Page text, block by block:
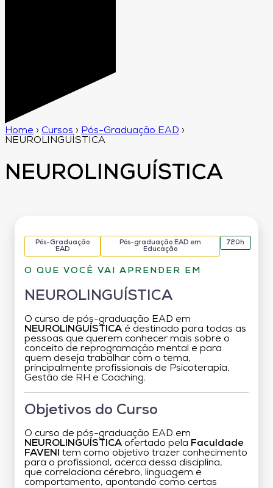
Home › Cursos › Pós-Graduação EAD ›
NEUROLINGUÍSTICA
NEUROLINGUÍSTICA
Pós-Graduação
EAD
Pós-graduação EAD em
Educação
720h
O QUE VOCÊ VAI APRENDER EM
NEUROLINGUÍSTICA
O curso de pós-graduação EAD em
NEUROLINGUÍSTICA é destinado para todas as
pessoas que querem conhecer mais sobre o
conceito de reprogramação mental e para
quem deseja trabalhar com o tema,
principalmente profissionais de Psicoterapia,
Gestão de RH e Coaching.
Objetivos do Curso
O curso de pós-graduação EAD em
NEUROLINGUÍSTICA ofertado pela Faculdade
FAVENI
tem como objetivo trazer conhecimento
para o profissional, acerca dessa disciplina,
que correlaciona cérebro, linguagem e
comportamento, apontando como certas